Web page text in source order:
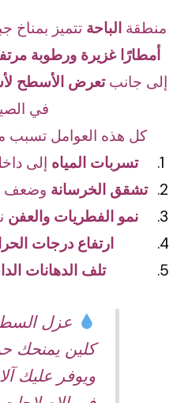
منطقة الباحة تتميز بمناخ
أمطارًا غزيرة ورطوبة
إلى جانبتعرض الأسطح
في
كل هذه العوامل
تسربات المياه إلى
تشقق الخرسانة وضعف
نمو الفطريات والعفن
ارتفاع درجات
تلف الدهانات
عزل
كلين يمنحك
ويوفر عليك